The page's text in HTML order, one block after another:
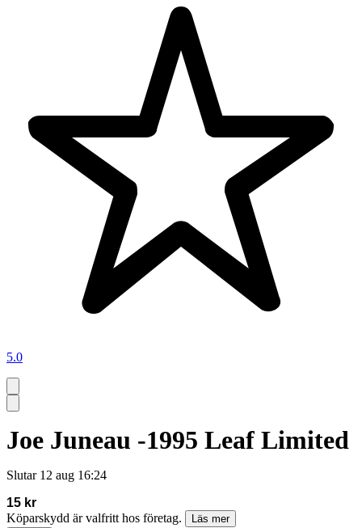
5.0
Joe Juneau -1995 Leaf Limited
Slutar 12 aug 16:24
15 kr
Köparskydd är valfritt hos företag.
Läs mer